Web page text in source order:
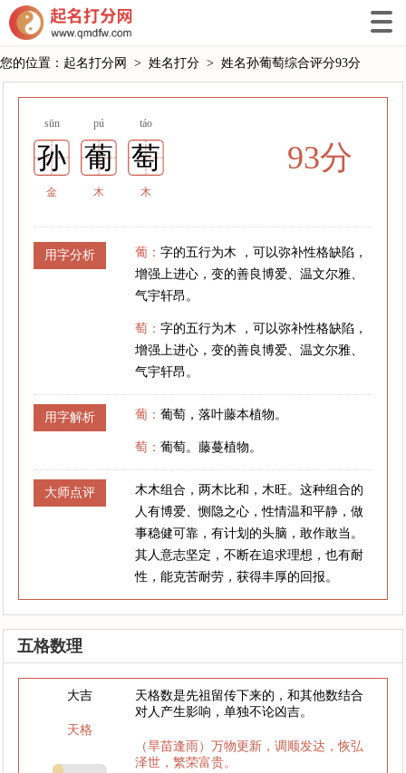
您的位置： 起名打分网 > 姓名打分 > 姓名孙葡萄综合评分93分
sūn pú táo
孙 葡 萄
金 木 木
93分
用字分析 葡：字的五行为木 ，可以弥补性格缺陷，
增强上进心，变的善良博爱、温文尔雅、
气宇轩昂。
萄：字的五行为木 ，可以弥补性格缺陷，
增强上进心，变的善良博爱、温文尔雅、
气宇轩昂。
用字解析 葡：葡萄，落叶藤本植物。
萄：葡萄。藤蔓植物。
大师点评
木木组合，两木比和，木旺。这种组合的
人有博爱、恻隐之心，性情温和平静，做
事稳健可靠，有计划的头脑，敢作敢当。
其人意志坚定，不断在追求理想，也有耐
性，能克苦耐劳，获得丰厚的回报。
五格数理
大吉
天格
天格数是先祖留传下来的，和其他数结合
对人产生影响，单独不论凶吉。
（旱苗逢雨）万物更新，调顺发达，恢弘
泽世，繁荣富贵。